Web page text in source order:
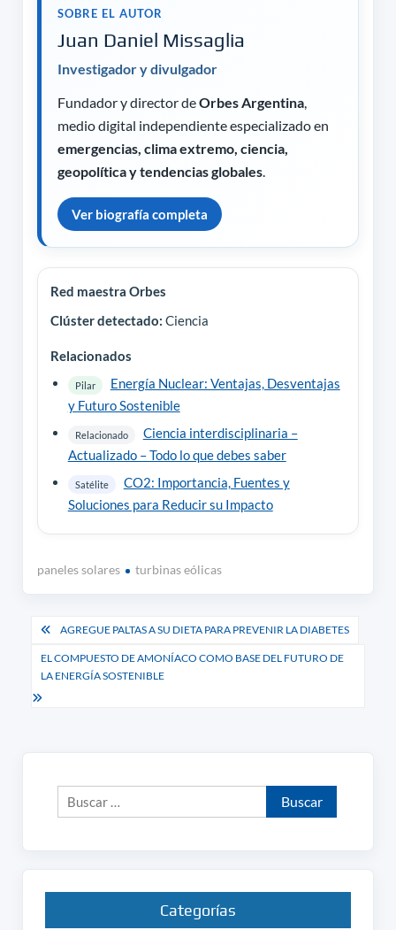
SOBRE EL AUTOR
Juan Daniel Missaglia
Investigador y divulgador
Fundador y director deOrbes Argentina,
medio digital independiente especializado en
emergencias, clima extremo, ciencia,
geopolítica y tendencias globales.
Ver biografía completa
Red maestra Orbes
Clúster detectado: Ciencia
Relacionados
Pilar
Energía Nuclear: Ventajas, Desventajas
y Futuro Sostenible
Relacionado
Ciencia interdisciplinaria –
Actualizado – Todo lo que debes saber
Satélite
CO2: Importancia, Fuentes y
Soluciones para Reducir su Impacto
paneles solares turbinas eólicas
Navegación
de
entradas
AGREGUE PALTAS A SU DIETA PARA PREVENIR LA DIABETES
EL COMPUESTO DE AMONÍACO COMO BASE DEL FUTURO DE
LA ENERGÍA SOSTENIBLE
Buscar:
Categorías